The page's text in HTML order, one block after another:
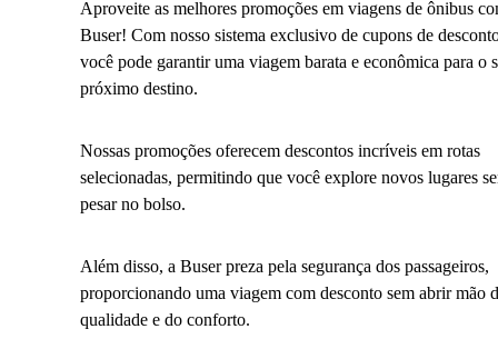
Aproveite as melhores promoções em viagens de ônibus
Buser! Com nosso sistema exclusivo de cupons de
você pode garantir uma viagem barata e econômica para o
próximo destino.
Nossas promoções oferecem descontos incríveis em rotas
selecionadas, permitindo que você explore novos lugares
pesar no bolso.
Além disso, a Buser preza pela segurança dos passageiros,
proporcionando uma viagem com desconto sem abrir mão
qualidade e do conforto.